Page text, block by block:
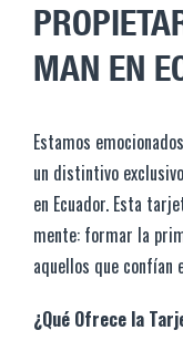
MAN EN
Estamos
un distintivo
en Ecuador. Esta
mente: formar la
aquellos que confían
¿Qué Ofrece la